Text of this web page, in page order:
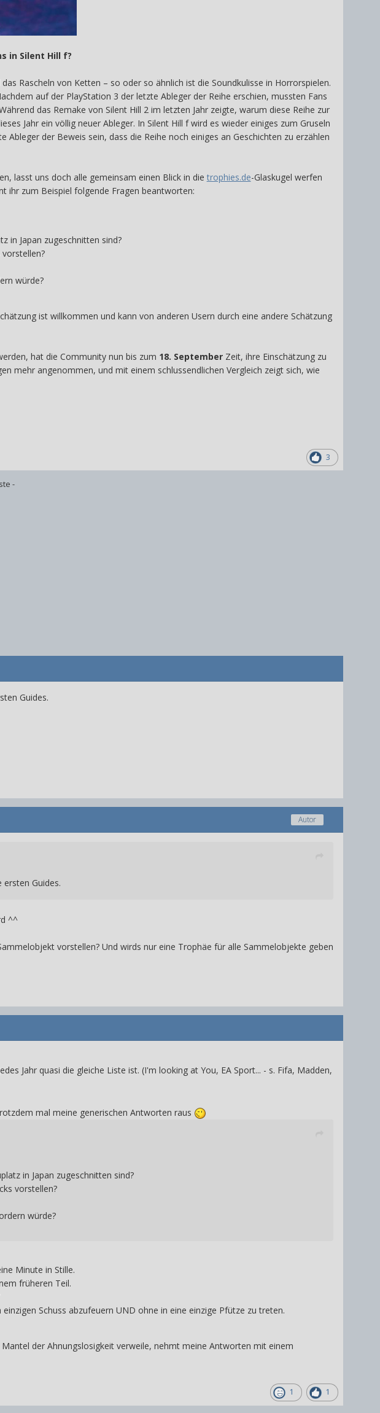
in Silent Hill f?
Rascheln von Ketten – so oder so ähnlich ist die Soundkulisse in Horrorspielen.
auf der PlayStation 3 der letzte Ableger der Reihe erschien, mussten Fans
das Remake von Silent Hill 2 im letzten Jahr zeigte, warum diese Reihe zur
Jahr ein völlig neuer Ableger. In Silent Hill f wird es wieder einiges zum Gruseln
der Beweis sein, dass die Reihe noch einiges an Geschichten zu erzählen
lasst uns doch alle gemeinsam einen Blick in die trophies.de-Glaskugel werfen
ihr zum Beispiel folgende Fragen beantworten:
in Japan zugeschnitten sind?
würde?
ist willkommen und kann von anderen Usern durch eine andere Schätzung
hat die Community nun bis zum 18. SeptemberZeit, ihre Einschätzung zu
mehr angenommen, und mit einem schlussendlichen Vergleich zeigt sich, wie
3
-
Guides.
Autor
Guides.
^^
vorstellen? Und wirds nur eine Trophäe für alle Sammelobjekte geben
Jahr quasi die gleiche Liste ist. (I'm looking at You, EA Sport... - s. Fifa, Madden,
mal meine generischen Antworten raus
in Japan zugeschnitten sind?
vorstellen?
würde?
Minute in Stille.
früheren Teil.
Schuss abzufeuern UND ohne in eine einzige Pfütze zu treten.
der Ahnungslosigkeit verweile, nehmt meine Antworten mit einem
1 1